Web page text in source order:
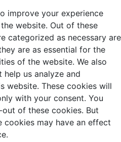
improve your experience
website. Out of these
categorized as necessary are
are as essential for the
of the website. We also
us analyze and
website. These cookies will
with your consent. You
of these cookies. But
may have an effect